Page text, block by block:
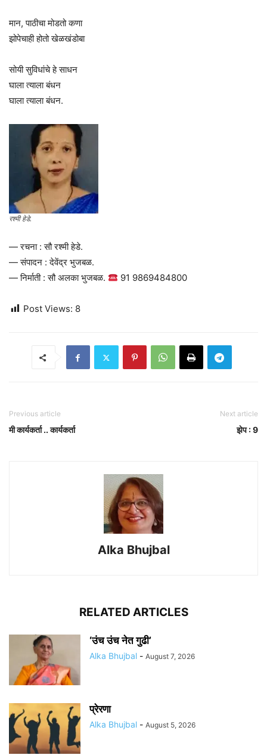
मान, पाठीचा मोडतो कणा
झोपेचाही होतो खेळखंडोबा
सोयी सुविधांचे हे साधन
घाला त्याला बंधन
घाला त्याला बंधन.
रश्मी हेडे.
— रचना : सौ रश्मी हेडे.
— संपादन : देवेंद्र भुजबळ.
— निर्माती : सौ अलका भुजबळ.
91 9869484800
Post Views: 8
Previous article
मी कार्यकर्ता .. कार्यकर्ता
Next article
झेप : 9
Alka Bhujbal
RELATED ARTICLES
‘उंच उंच नेत गुढी’
Alka Bhujbal - August 7, 2026
प्रेरणा
Alka Bhujbal - August 5, 2026